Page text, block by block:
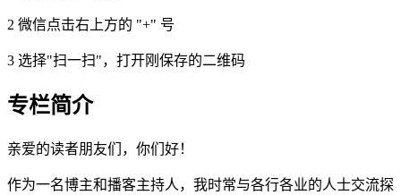
2 微信点击右上方的 "+" 号
3 选择"扫一扫"，打开刚保存的二维码
专栏简介
亲爱的读者朋友们，你们好！
作为一名博主和播客主持人，我时常与各行各业的人士交流探